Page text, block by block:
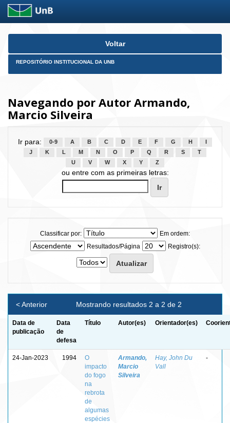
Skip
Voltar
REPOSITÓRIO INSTITUCIONAL DA UNB
Navegando por Autor Armando,
Marcio Silveira
Ir para: 0-9 A B C D E F G H
J
K L M N O P Q R S
T
U
V W X Y Z
ou entre com as primeiras letras:
Classificar por:
Em ordem:
Resultados/Página
Registro(s):
Mostrando resultados 2 a 2 de 2
< Anterior
Data de
publicação
Data
de
defesa
Título Autor(es) Orientador(es)
24-Jan-2023 1994
O
impacto
do fogo
na
rebrota
de
algumas
espécies
Armando,
Marcio
Silveira
Hay, John Du
Vall
-